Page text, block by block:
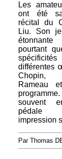
Les
ont été
récital du
Liu. Son
pourtant
différentes
Chopin,
Rameau
souvent
pédale
impression
Par Thomas